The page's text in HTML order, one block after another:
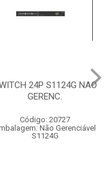
ROTEADOR ACCESS POINT
S/FIO 2.4 E 5GHZ
Código: 20861
Embalagem: UN/01